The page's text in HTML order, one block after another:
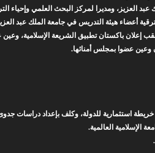
العزيز، ومديرا لمركز البحث العلمي وإحياء
أعضاء هيئة التدريس في جامعة الملك عبد
وعين عضوا بمجلس أمنائها.
استثمارية للدولة، وكلف بإعداد دراسات جدوى
الإسلامية العالمية.